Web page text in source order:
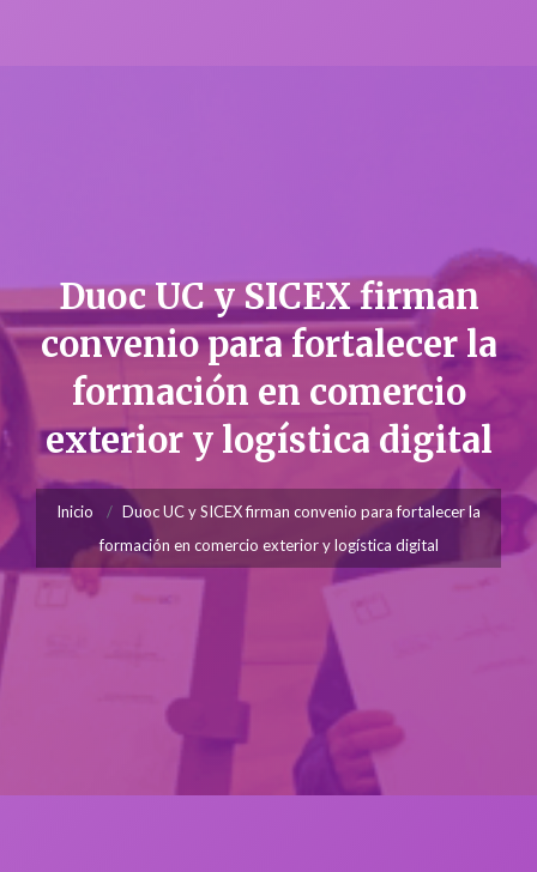
Duoc UC y SICEX firman
convenio para fortalecer la
formación en comercio
exterior y logística digital
Inicio
Duoc UC y SICEX firman convenio para fortalecer la
formación en comercio exterior y logística digital